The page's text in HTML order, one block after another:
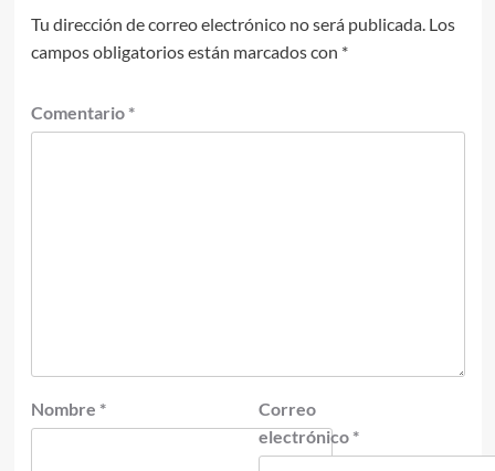
Tu dirección de correo electrónico no será publicada. Los
campos obligatorios están marcados con *
Comentario *
Nombre *
Correo
electrónico *